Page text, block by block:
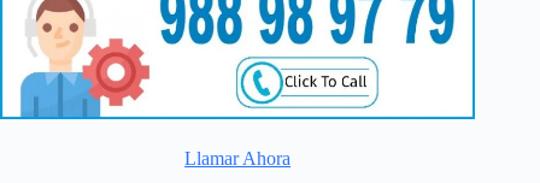
Llamar Ahora